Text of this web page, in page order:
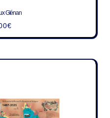
Glénan
€